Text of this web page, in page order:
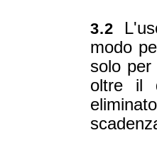
3.2
modo
solo per
oltre il